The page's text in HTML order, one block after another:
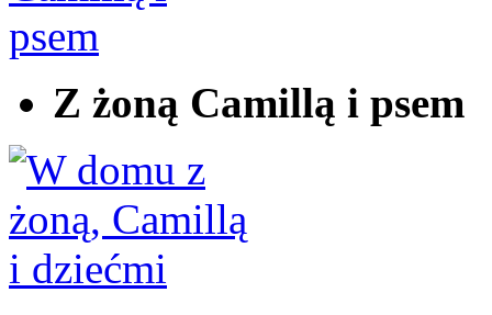
Z żoną Camillą i psem